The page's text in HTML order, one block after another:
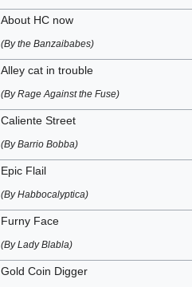
About HC now
(By the Banzaibabes)
Alley cat in trouble
(By Rage Against the Fuse)
Caliente Street
(By Barrio Bobba)
Epic Flail
(By Habbocalyptica)
Furny Face
(By Lady Blabla)
Gold Coin Digger